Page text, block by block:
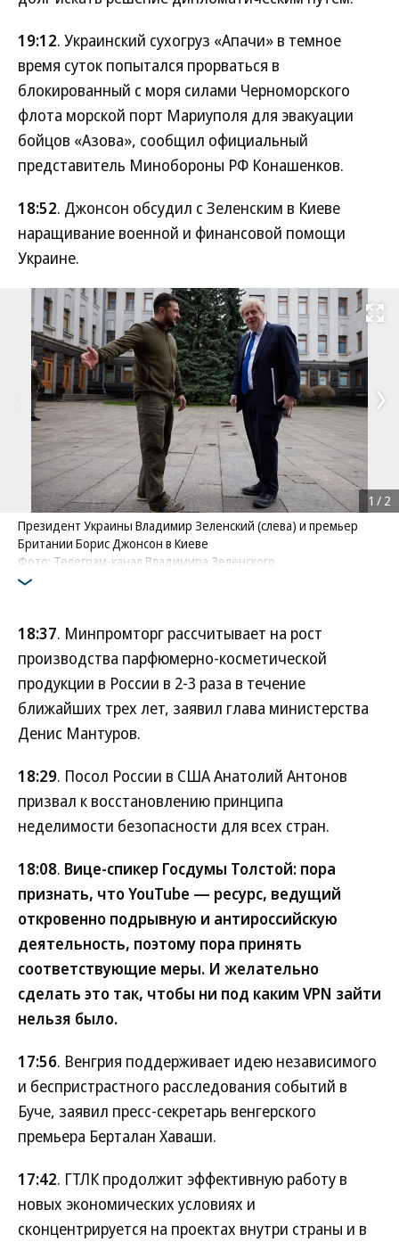
19:12. Украинский сухогруз «Апачи» в темное
время суток попытался прорваться в
блокированный с моря силами Черноморского
флота морской порт Мариуполя для эвакуации
бойцов «Азова», сообщил официальный
представитель Минобороны РФ Конашенков.
18:52. Джонсон обсудил с Зеленским в Киеве
наращивание военной и финансовой помощи
Украине.
Развернуть
Президент Украины Владимир Зеленский (слева) и премьер
Британии Борис Джонсон в Киеве
Фото: Телеграм-канал Владимира Зеленского
1 / 2
18:37. Минпромторг рассчитывает на рост
производства парфюмерно-косметической
продукции в России в 2-3 раза в течение
ближайших трех лет, заявил глава министерства
Денис Мантуров.
18:29. Посол России в США Анатолий Антонов
призвал к восстановлению принципа
неделимости безопасности для всех стран.
18:08. Вице-спикер Госдумы Толстой: пора
признать, что YouTube — ресурс, ведущий
откровенно подрывную и антироссийскую
деятельность, поэтому пора принять
соответствующие меры. И желательно
сделать это так, чтобы ни под каким VPN зайти
нельзя было.
17:56. Венгрия поддерживает идею независимого
и беспристрастного расследования событий в
Буче, заявил пресс-секретарь венгерского
премьера Берталан Хаваши.
17:42. ГТЛК продолжит эффективную работу в
новых экономических условиях и
сконцентрируется на проектах внутри страны и в